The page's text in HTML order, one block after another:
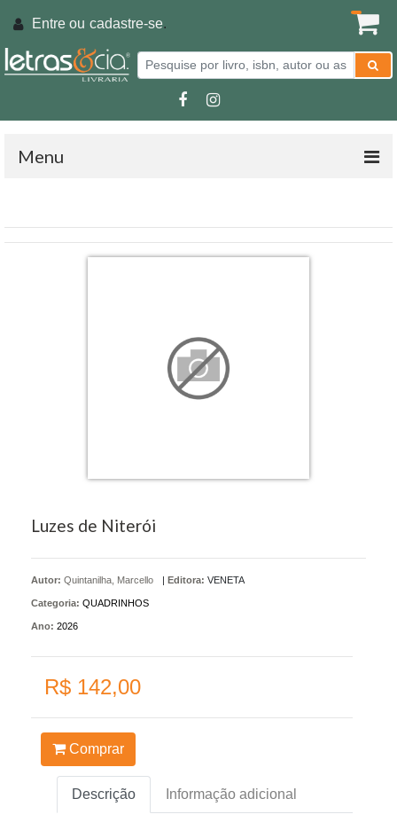
Entre ou cadastre-se.
Menu
Luzes de Niterói
Autor: Quintanilha, Marcello | Editora: VENETA
Categoria: QUADRINHOS
Ano: 2026
R$ 142,00
Comprar
Descrição Informação adicional